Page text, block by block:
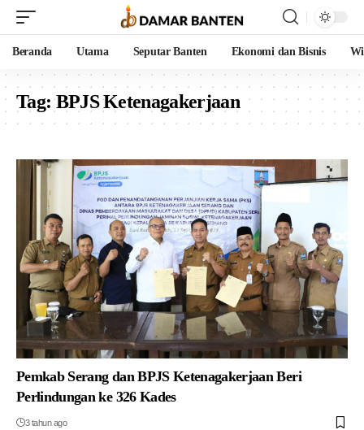
Beranda Utama Seputar Banten Ekonomi dan Bisnis
Tag:BPJS Ketenagakerjaan
Pemkab Serang dan BPJS Ketenagakerjaan Beri
Perlindungan ke 326 Kades
3 tahun ago